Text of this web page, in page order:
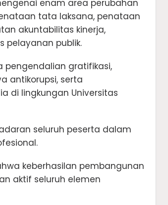
enam area perubahan
tata laksana, penataan
akuntabilitas kinerja,
pelayanan publik.
pengendalian gratifikasi,
antikorupsi, serta
di lingkungan Universitas
seluruh peserta dalam
keberhasilan pembangunan
aktif seluruh elemen